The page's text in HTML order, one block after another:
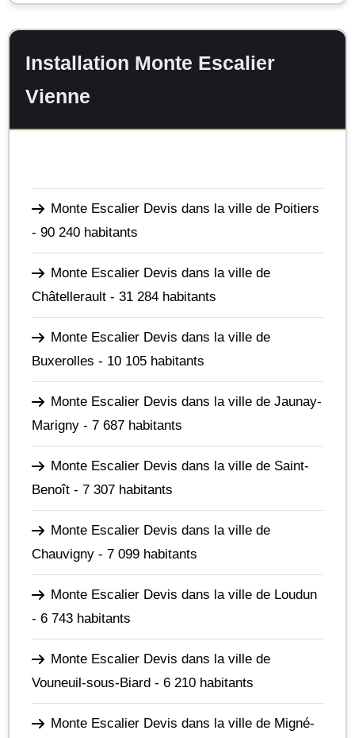
Installation Monte Escalier
Vienne
Monte Escalier Devis dans la ville de Poitiers
- 90 240 habitants
Monte Escalier Devis dans la ville de
Châtellerault - 31 284 habitants
Monte Escalier Devis dans la ville de
Buxerolles - 10 105 habitants
Monte Escalier Devis dans la ville de Jaunay-
Marigny - 7 687 habitants
Monte Escalier Devis dans la ville de Saint-
Benoît - 7 307 habitants
Monte Escalier Devis dans la ville de
Chauvigny - 7 099 habitants
Monte Escalier Devis dans la ville de Loudun
- 6 743 habitants
Monte Escalier Devis dans la ville de
Vouneuil-sous-Biard - 6 210 habitants
Monte Escalier Devis dans la ville de Migné-